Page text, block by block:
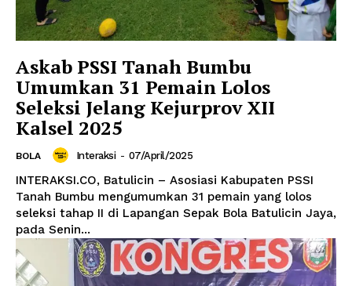
Askab PSSI Tanah Bumbu
Umumkan 31 Pemain Lolos
Seleksi Jelang Kejurprov XII
Kalsel 2025
BOLA Interaksi - 07/April/2025
INTERAKSI.CO, Batulicin – Asosiasi Kabupaten PSSI
Tanah Bumbu mengumumkan 31 pemain yang lolos
seleksi tahap II di Lapangan Sepak Bola Batulicin Jaya,
pada Senin...